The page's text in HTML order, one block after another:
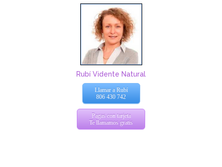
Rubí Vidente Natural
Llamar a Rubí
806 430 742
Pagas con tarjeta
Te llamamos gratis